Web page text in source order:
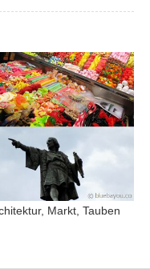
Markt, Tauben